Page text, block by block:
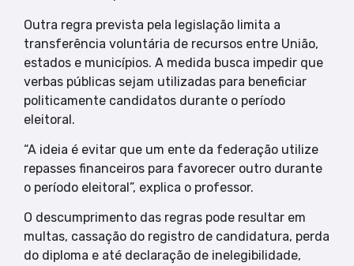
Outra regra prevista pela legislação limita a
transferência voluntária de recursos entre União,
estados e municípios. A medida busca impedir que
verbas públicas sejam utilizadas para beneficiar
politicamente candidatos durante o período
eleitoral.
“A ideia é evitar que um ente da federação utilize
repasses financeiros para favorecer outro durante
o período eleitoral”, explica o professor.
O descumprimento das regras pode resultar em
multas, cassação do registro de candidatura, perda
do diploma e até declaração de inelegibilidade,